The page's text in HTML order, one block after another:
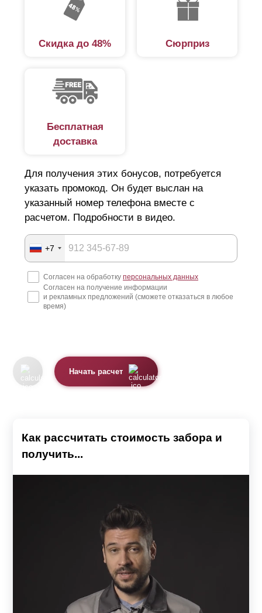
Скидка до 48% Сюрприз
Бесплатная
доставка
Для получения этих бонусов, потребуется
указать промокод. Он будет выслан на
указанный номер телефона вместе с
расчетом. Подробности в видео.
+7
Согласен на обработку персональных данных
Согласен на получение информации
и рекламных предложений (сможете отказаться в любое
время)
Начать расчет
Как рассчитать стоимость забора и
получить...